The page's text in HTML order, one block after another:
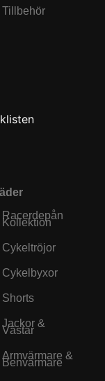
Tillbehör
Racerdepån
Kollektion
Cykeltröjor
Cykelbyxor
Shorts
Jackor &
Västar
Armvärmare &
Benvärmare